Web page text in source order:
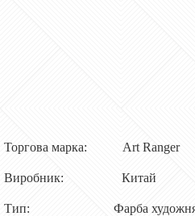
Торгова марка: Art Ranger
Виробник: Китай
Тип: Фарба художня,